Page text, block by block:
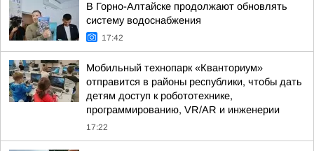
В Горно-Алтайске продолжают обновлять
систему водоснабжения
17:42
Мобильный технопарк «Кванториум»
отправится в районы республики, чтобы дать
детям доступ к робототехнике,
программированию, VR/AR и инженерии
17:22